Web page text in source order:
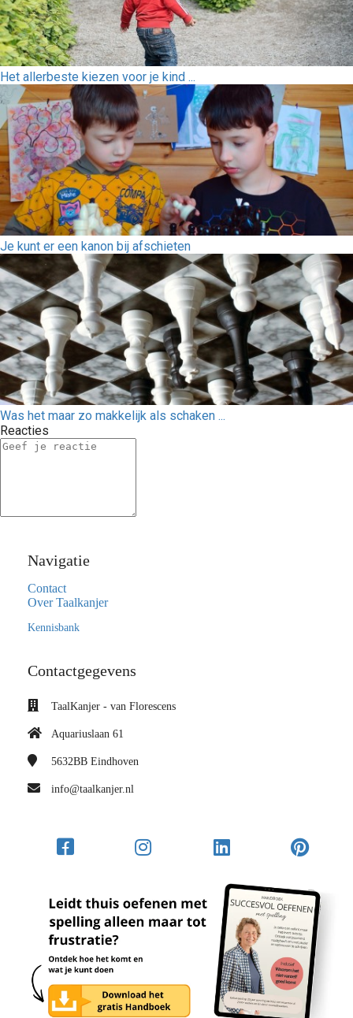
Het allerbeste kiezen voor je kind ...
Je kunt er een kanon bij afschieten
Was het maar zo makkelijk als schaken ...
Reacties
Navigatie
Contact
Over Taalkanjer
Kennisbank
Contactgegevens
TaalKanjer - van Florescens
Aquariuslaan 61
5632BB Eindhoven
info@taalkanjer.nl